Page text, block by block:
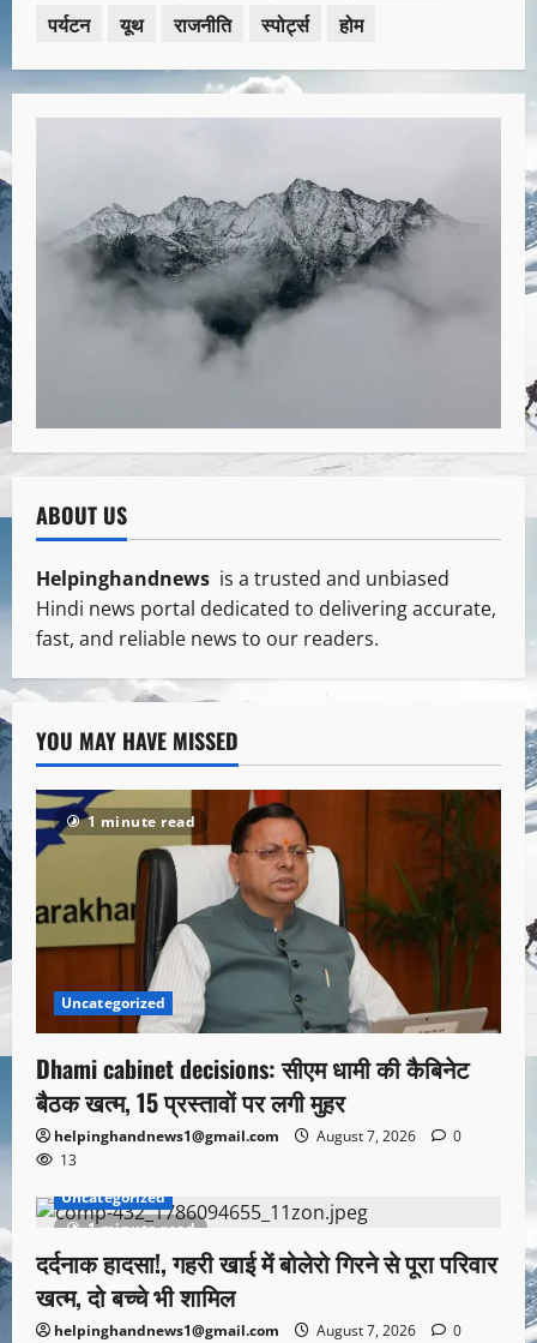
पर्यटन
यूथ राजनीति स्पोर्ट्स होम
ABOUT US
Helpinghandnews is a trusted and unbiased
Hindi news portal dedicated to delivering accurate,
fast, and reliable news to our readers.
YOU MAY HAVE MISSED
1 minute read
Uncategorized
Dhami cabinet decisions: सीएम धामी की कैबिनेट
बैठक खत्म, 15 प्रस्तावों पर लगी मुहर
helpinghandnews1@gmail.com August 7, 2026
0
13
1 minute read
Uncategorized
दर्दनाक हादसा!, गहरी खाई में बोलेरो गिरने से पूरा परिवार
खत्म, दो बच्चे भी शामिल
helpinghandnews1@gmail.com August 7, 2026
0